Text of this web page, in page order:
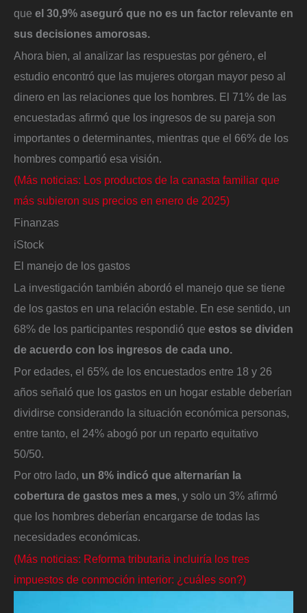
que el 30,9% aseguró que no es un factor relevante en
sus decisiones amorosas.
Ahora bien, al analizar las respuestas por género, el
estudio encontró que las mujeres otorgan mayor peso al
dinero en las relaciones que los hombres. El 71% de las
encuestadas afirmó que los ingresos de su pareja son
importantes o determinantes, mientras que el 66% de los
hombres compartió esa visión.
(Más noticias: Los productos de la canasta familiar que
más subieron sus precios en enero de 2025)
Finanzas
iStock
El manejo de los gastos
La investigación también abordó el manejo que se tiene
de los gastos en una relación estable. En ese sentido, un
68% de los participantes respondió que estos se dividen
de acuerdo con los ingresos de cada uno.
Por edades, el 65% de los encuestados entre 18 y 26
años señaló que los gastos en un hogar estable deberían
dividirse considerando la situación económica personas,
entre tanto, el 24% abogó por un reparto equitativo
50/50.
Por otro lado, un 8% indicó que alternarían la
cobertura de gastos mes a mes, y solo un 3% afirmó
que los hombres deberían encargarse de todas las
necesidades económicas.
(Más noticias: Reforma tributaria incluiría los tres
impuestos de conmoción interior: ¿cuáles son?)